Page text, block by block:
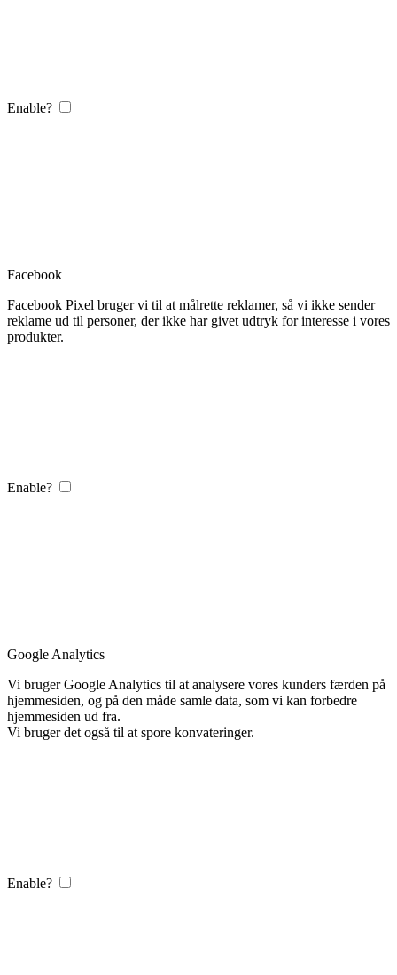
Enable?
Facebook
Facebook Pixel bruger vi til at målrette reklamer, så vi ikke sender
reklame ud til personer, der ikke har givet udtryk for interesse i vores
produkter.
Enable?
Google Analytics
Vi bruger Google Analytics til at analysere vores kunders færden på
hjemmesiden, og på den måde samle data, som vi kan forbedre
hjemmesiden ud fra.
Vi bruger det også til at spore konvateringer.
Enable?